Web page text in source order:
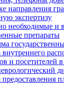
направления
экспертизу
необходимые и
препараты
и посетителей